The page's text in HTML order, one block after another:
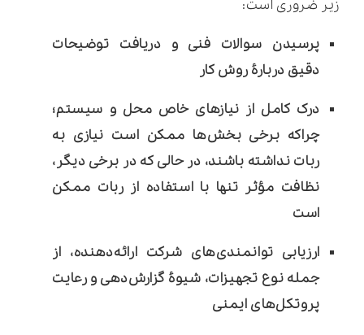
زیر ضروری است:
پرسیدن سوالات فنی و دریافت توضیحات
دقیق دربارۀ روش کار
درک کامل از نیازهای خاص محل و سیستم؛
چراکه برخی بخش‌ها ممکن است نیازی به
ربات نداشته باشند، در حالی‌ که در برخی دیگر،
نظافت مؤثر تنها با استفاده از ربات ممکن
است
ارزیابی توانمندی‌های شرکت ارائه‌دهنده، از
جمله نوع تجهیزات، شیوۀ گزارش‌دهی و رعایت
پروتکل‌های ایمنی